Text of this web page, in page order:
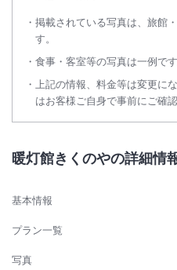
掲載されている写真は、旅館
す。
食事・客室等の写真は一例です
上記の情報、料金等は変更に
はお客様ご自身で事前にご確認
暖灯館きくのやの詳細情
基本情報
プラン一覧
写真